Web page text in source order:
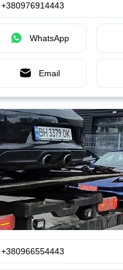
+380976914443
WhatsApp
Email
+380966554443